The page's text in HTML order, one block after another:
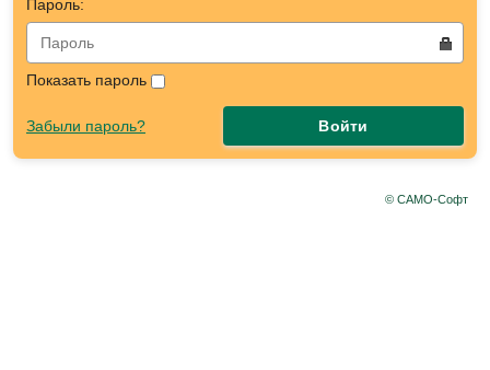
Пароль:
Показать пароль
Забыли пароль? Войти
© САМО-Софт